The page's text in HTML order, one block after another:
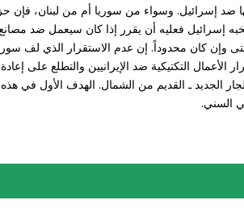
إسرائيل. وسواء من سوريا أم من لبنان، فإن
إسرائيل فعليه أن يقرر إذا كان سيعمل ضد
وإن كان محدوداً. إن عدم الاستقرار الذي لف
الأعمال التكتيكية ضد الإيرانيين والتطلع على
الجديد ـ القديم من الشمال. الهدف الأول في
السني.